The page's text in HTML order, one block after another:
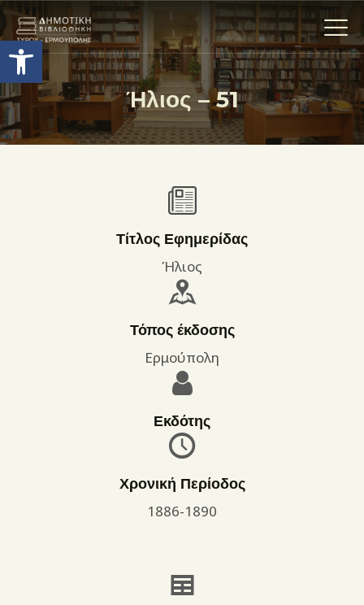
Ανοίξτε τη γραμμή εργαλείων
Ήλιος – 51
Η ΒΙΒΛΙΟΘΗΚΗ
ΟΙ ΣΥΛΛΟΓΈΣ
ΔΡΑΣΤΗΡΙΟΤΗΤΕΣ
ΕΠΙΚΟΙΝΩΝΊΑ
ΌΡΟΙ ΧΡΉΣΗΣ
Τίτλος Εφημερίδας
Ήλιος
Τόπος έκδοσης
Ερμούπολη
Εκδότης
Χρονική Περίοδος
1886-1890